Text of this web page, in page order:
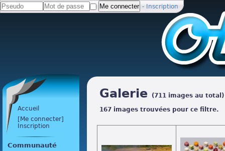
- Inscription
Accueil
[Me connecter]
Inscription
Communauté
Galerie
(711 images au total)
167 images trouvées pour ce filtre.